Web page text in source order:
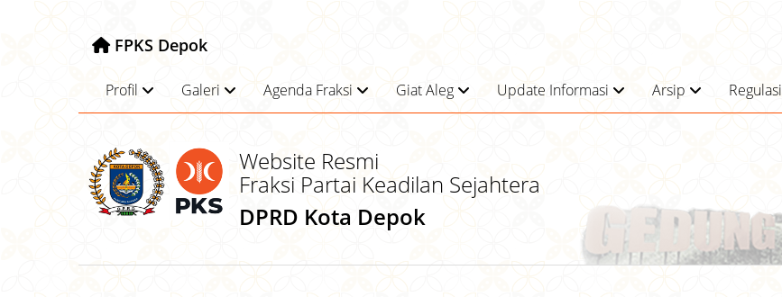
FPKS Depok
Profil Galeri Agenda Fraksi Giat Aleg Update Informasi Arsip Regulasi
Website Resmi
Fraksi Partai Keadilan Sejahtera
DPRD Kota Depok